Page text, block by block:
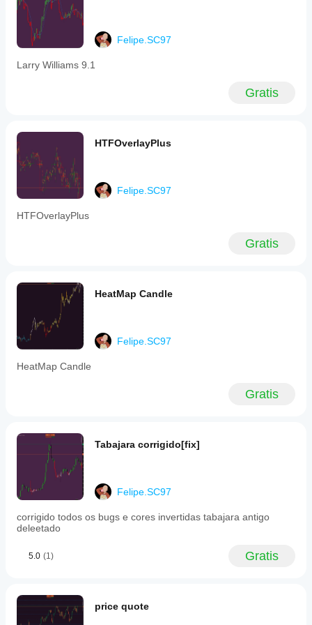
Felipe.SC97
Larry Williams 9.1
Gratis
HTFOverlayPlus
Felipe.SC97
HTFOverlayPlus
Gratis
HeatMap Candle
Felipe.SC97
HeatMap Candle
Gratis
Tabajara corrigido[fix]
Felipe.SC97
corrigido todos os bugs e cores invertidas tabajara antigo
deleetado
5.0 (1) Gratis
price quote